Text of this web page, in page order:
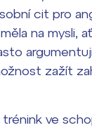
cit pro
na mysli,
zažít
ve